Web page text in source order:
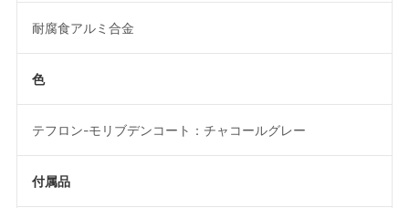
耐腐食アルミ合金
色
テフロン-モリブデンコート：チャコールグレー
付属品